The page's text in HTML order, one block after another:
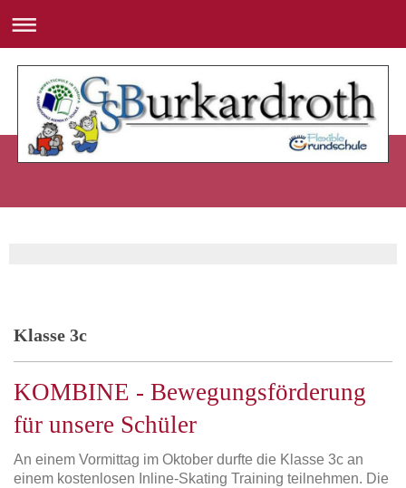
Klasse 3c
KOMBINE - Bewegungsförderung
für unsere Schüler
An einem Vormittag im Oktober durfte die Klasse 3c an
einem kostenlosen Inline-Skating Training teilnehmen. Die